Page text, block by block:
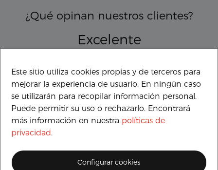
¿Qué opinan nuestros clientes?
Excelente
Basado en comentarios
inicio del proceso de compra se interesaron y
Este sitio utiliza cookies propias y de terceros para
mejorar la experiencia de usuario. En ningún caso
se utilizarán para recopilar información personal.
Puede permitir su uso o rechazarlo. Encontrará
más información en nuestra políticas de
privacidad.
Configurar cookies